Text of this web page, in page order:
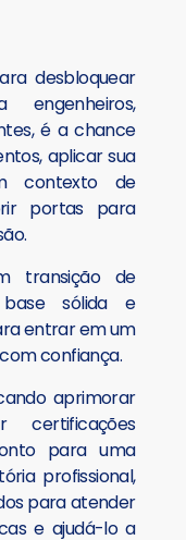
desbloquear
engenheiros,
é a chance
aplicar sua
contexto de
portas para
transição de
sólida e
entrar em um
confiança.
aprimorar
para uma
profissional,
para atender
e ajudá-lo a